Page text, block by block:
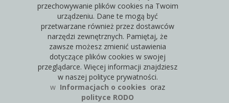
przechowywanie plików cookies na Twoim
urządzeniu. Dane te mogą być
przetwarzane również przez dostawców
narzędzi zewnętrznych. Pamiętaj, że
zawsze możesz zmienić ustawienia
dotyczące plików cookies w swojej
przeglądarce. Więcej informacji znajdziesz
w naszej polityce prywatności.
w Informacjach o cookies oraz
polityce RODO